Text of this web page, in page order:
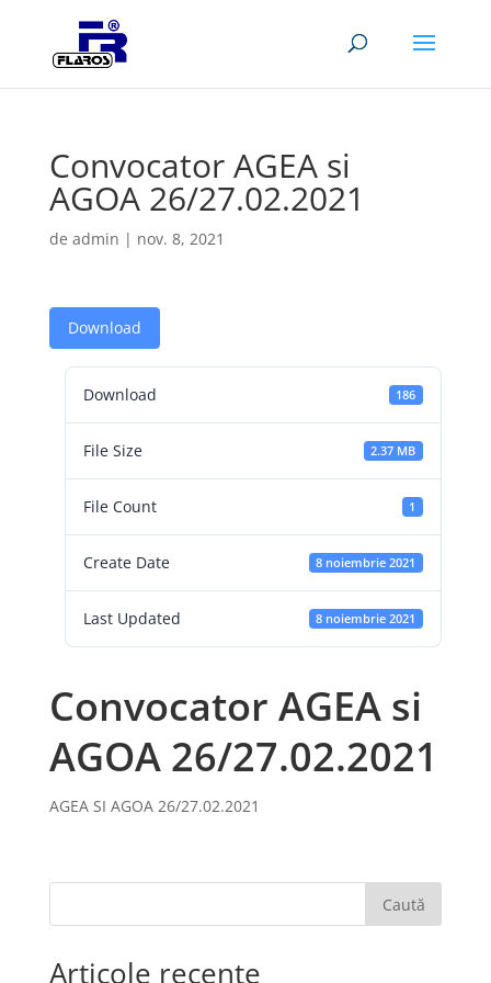
Convocator AGEA si
AGOA 26/27.02.2021
de admin | nov. 8, 2021
Download
Download 186
File Size 2.37 MB
File Count 1
Create Date 8 noiembrie 2021
Last Updated 8 noiembrie 2021
Convocator AGEA si
AGOA 26/27.02.2021
AGEA SI AGOA 26/27.02.2021
Caută
Articole recente